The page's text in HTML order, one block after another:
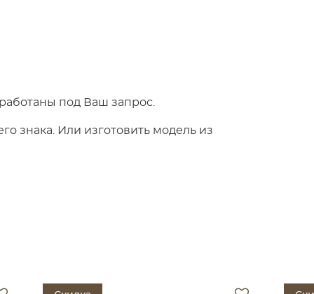
под Ваш запрос.
знака. Или изготовить модель из